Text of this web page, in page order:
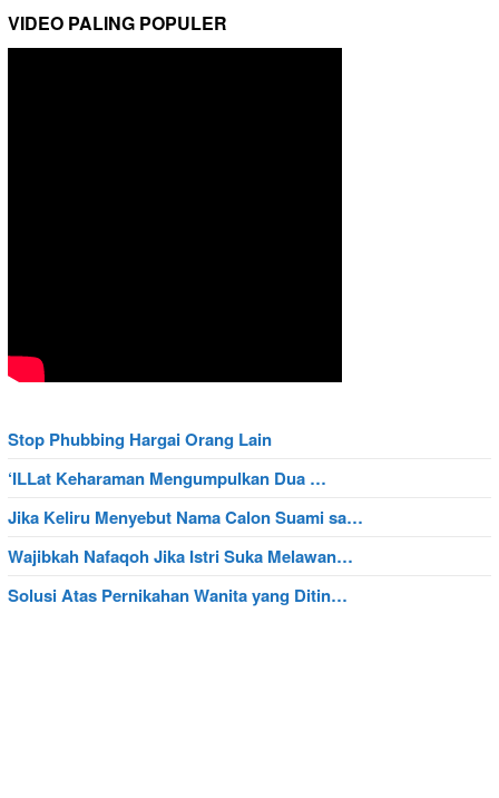
VIDEO PALING POPULER
Stop Phubbing Hargai Orang Lain
‘ILLat Keharaman Mengumpulkan Dua …
Jika Keliru Menyebut Nama Calon Suami sa…
Wajibkah Nafaqoh Jika Istri Suka Melawan…
Solusi Atas Pernikahan Wanita yang Ditin…